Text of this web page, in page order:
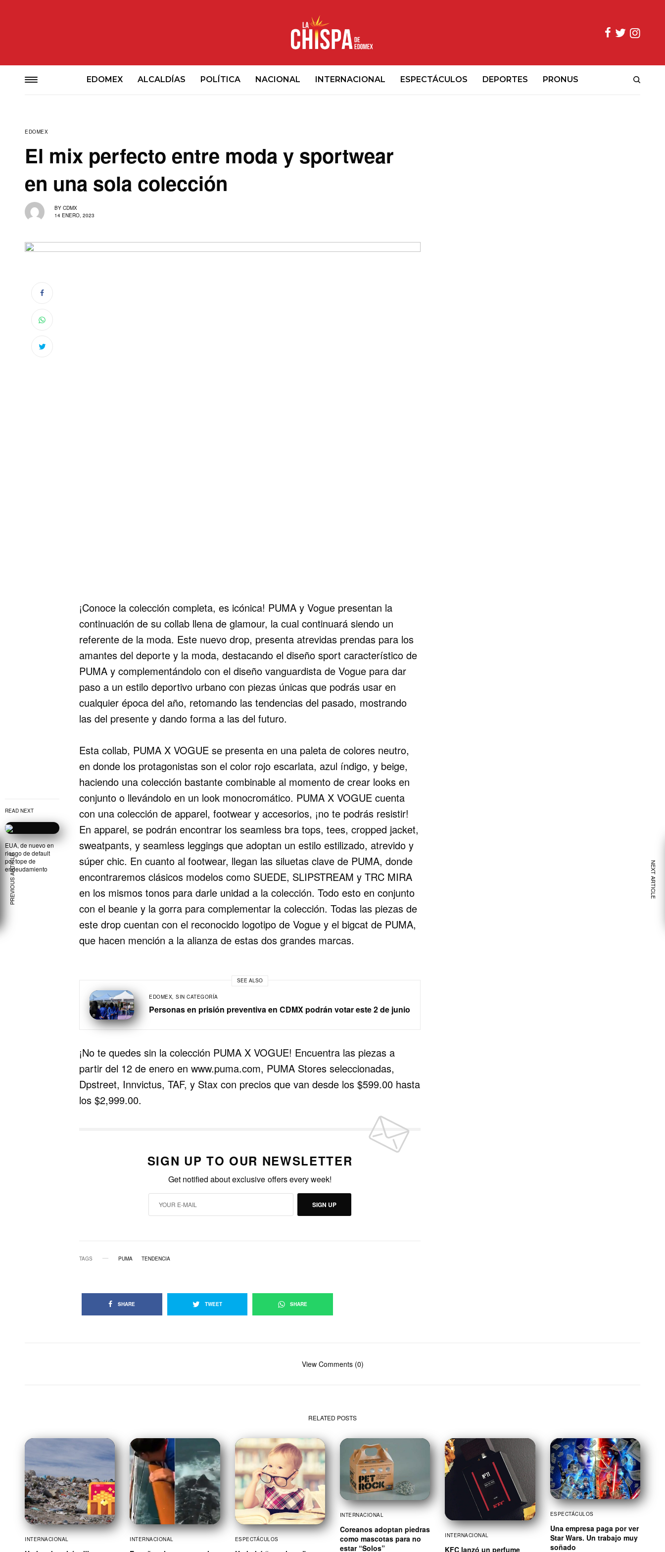
EDOMEX ALCALDÍAS POLÍTICA NACIONAL INTERNACIONAL ESPECTÁCULOS DEPORTES PRONUS
EDOMEX
El mix perfecto entre moda y sportwear
en una sola colección
BY CDMX
14 ENERO, 2023
READ NEXT
EUA, de nuevo en
riesgo de default
por tope de
endeudamiento
¡Conoce la colección completa, es icónica! PUMA y Vogue presentan la
continuación de su collab llena de glamour, la cual continuará siendo un
referente de la moda. Este nuevo drop, presenta atrevidas prendas para los
amantes del deporte y la moda, destacando el diseño sport característico de
PUMA y complementándolo con el diseño vanguardista de Vogue para dar
paso a un estilo deportivo urbano con piezas únicas que podrás usar en
cualquier época del año, retomando las tendencias del pasado, mostrando
las del presente y dando forma a las del futuro.
Esta collab, PUMA X VOGUE se presenta en una paleta de colores neutro,
en donde los protagonistas son el color rojo escarlata, azul índigo, y beige,
haciendo una colección bastante combinable al momento de crear looks en
conjunto o llevándolo en un look monocromático. PUMA X VOGUE cuenta
con una colección de apparel, footwear y accesorios, ¡no te podrás resistir!
En apparel, se podrán encontrar los seamless bra tops, tees, cropped jacket,
sweatpants, y seamless leggings que adoptan un estilo estilizado, atrevido y
súper chic. En cuanto al footwear, llegan las siluetas clave de PUMA, donde
encontraremos clásicos modelos como SUEDE, SLIPSTREAM y TRC MIRA
en los mismos tonos para darle unidad a la colección. Todo esto en conjunto
con el beanie y la gorra para complementar la colección. Todas las piezas de
este drop cuentan con el reconocido logotipo de Vogue y el bigcat de PUMA,
que hacen mención a la alianza de estas dos grandes marcas.
SEE ALSO
EDOMEX, SIN CATEGORÍA
Personas en prisión preventiva en CDMX podrán votar este 2 de junio
¡No te quedes sin la colección PUMA X VOGUE! Encuentra las piezas a
partir del 12 de enero en www.puma.com, PUMA Stores seleccionadas,
Dpstreet, Innvictus, TAF, y Stax con precios que van desde los $599.00 hasta
los $2,999.00.
SIGN UP TO OUR NEWSLETTER
Get notified about exclusive offers every week!
SIGN UP
TAGS PUMA TENDENCIA
SHARE TWEET SHARE
PREVIOUS ARTICLE NEXT ARTICLE
View Comments (0)
RELATED POSTS
INTERNACIONAL INTERNACIONAL ESPECTÁCULOS
INTERNACIONAL
Coreanos adoptan piedras
como mascotas para no
estar “Solos”
INTERNACIONAL
KFC lanzó un perfume
ESPECTÁCULOS
Una empresa paga por ver
Star Wars. Un trabajo muy
soñado